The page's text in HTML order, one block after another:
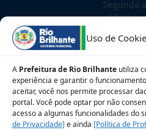
Uso de
A Prefeitura de Rio Brilhante utiliza
experiência e garantir o
aceitar, você nos permite processar
portal. Você pode optar por não
acesso a algumas funcionalidades do
de Privacidade] e ainda [Política de
Segunda
07:00 às
NOSSAS
Siga para